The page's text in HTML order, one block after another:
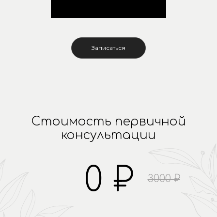
Записаться
Стоимость первичной
консультации
0 ₽ 3000 ₽